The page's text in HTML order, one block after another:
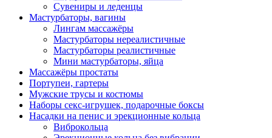
Сувениры и леденцы
Мастурбаторы, вагины
Лингам массажёры
Мастурбаторы нереалистичные
Мастурбаторы реалистичные
Мини мастурбаторы, яйца
Массажёры простаты
Портупеи, гартеры
Мужские трусы и костюмы
Наборы секс-игрушек, подарочные боксы
Насадки на пенис и эрекционные кольца
Виброкольца